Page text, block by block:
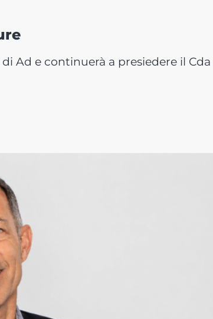
Ad e continuerà a presiedere il Cda